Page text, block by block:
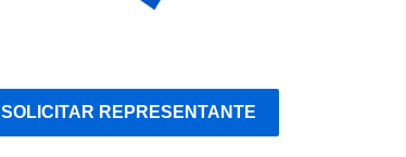
SOLICITAR REPRESENTANTE